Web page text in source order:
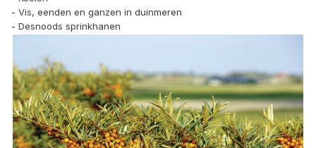
- Vis, eenden en ganzen in duinmeren
- Desnoods sprinkhanen